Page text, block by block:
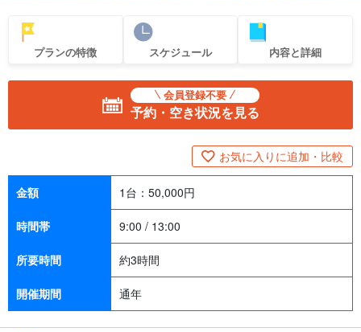
プランの特徴 スケジュール 内容と詳細
会員登録不要
予約・空き状況を見る
お気に入りに追加・比較
金額 1台： 50,000円
時間帯 9:00 / 13:00
所要時間 約3時間
開催期間 通年